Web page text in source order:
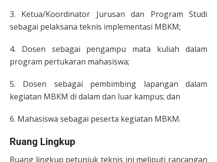
3. Ketua/Koordinator Jurusan dan Program Studi
sebagai pelaksana teknis implementasi MBKM;
4. Dosen sebagai pengampu mata kuliah dalam
program pertukaran mahasiswa;
5. Dosen sebagai pembimbing lapangan dalam
kegiatan MBKM di dalam dan luar kampus; dan
6. Mahasiswa sebagai peserta kegiatan MBKM.
Ruang Lingkup
Ruang lingkup petunjuk teknis ini meliputi rancangan